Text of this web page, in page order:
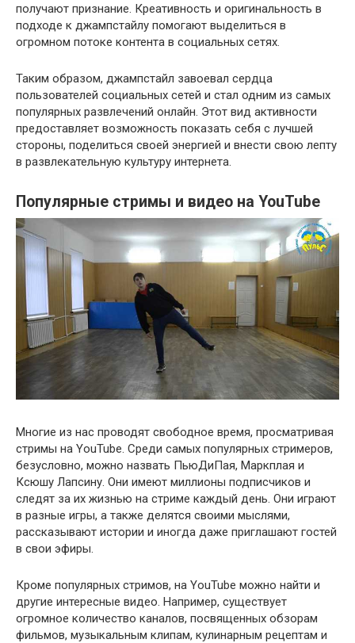
получают признание. Креативность и оригинальность в
подходе к джампстайлу помогают выделиться в
огромном потоке контента в социальных сетях.
Таким образом, джампстайл завоевал сердца
пользователей социальных сетей и стал одним из самых
популярных развлечений онлайн. Этот вид активности
предоставляет возможность показать себя с лучшей
стороны, поделиться своей энергией и внести свою лепту
в развлекательную культуру интернета.
Популярные стримы и видео на YouTube
Многие из нас проводят свободное время, просматривая
стримы на YouTube. Среди самых популярных стримеров,
безусловно, можно назвать ПьюДиПая, Маркплая и
Ксюшу Лапсину. Они имеют миллионы подписчиков и
следят за их жизнью на стриме каждый день. Они играют
в разные игры, а также делятся своими мыслями,
рассказывают истории и иногда даже приглашают гостей
в свои эфиры.
Кроме популярных стримов, на YouTube можно найти и
другие интересные видео. Например, существует
огромное количество каналов, посвященных обзорам
фильмов, музыкальным клипам, кулинарным рецептам и